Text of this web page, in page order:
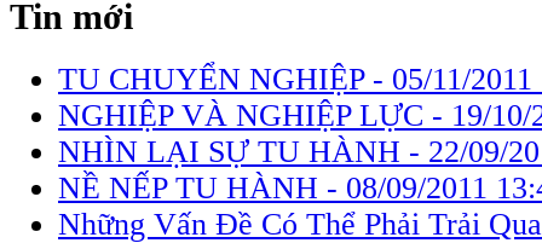
Tin mới
TU CHUYỂN NGHIỆP - 05/11/2011
NGHIỆP VÀ NGHIỆP LỰC - 19/10/
NHÌN LẠI SỰ TU HÀNH - 22/09/
NỀ NẾP TU HÀNH - 08/09/2011
Những Vấn Đề Có Thể Phải Trải